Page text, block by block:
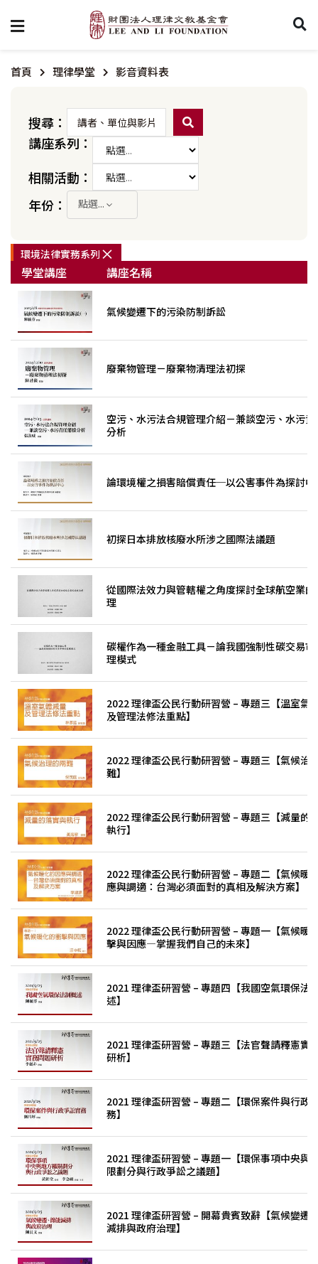
首頁 理律學堂 影音資料表
搜尋：
講座系列：
相關活動：
年份：
點選...
環境法律實務系列 ×
學堂講座 講座名稱
氣候變遷下的污染防制訴訟
廢棄物管理－廢棄物清理法初探
空污、水污法合規管理介紹－兼談空污、水污
分析
論環境權之損害賠償責任─以公害事件為探討中
初探日本排放核廢水所涉之國際法議題
從國際法效力與管轄權之角度探討全球航空業
理
碳權作為一種金融工具－論我國強制性碳交易
理模式
2022 理律盃公民行動研習營 – 專題三【溫室氣
及管理法修法重點】
2022 理律盃公民行動研習營 – 專題三【氣候治
難】
2022 理律盃公民行動研習營 – 專題三【減量的
執行】
2022 理律盃公民行動研習營 – 專題二【氣候暖
應與調適：台灣必須面對的真相及解決方案】
2022 理律盃公民行動研習營 – 專題一【氣候暖
擊與因應—掌握我們自己的未來】
2021 理律盃研習營 – 專題四【我國空氣環保法
述】
2021 理律盃研習營 – 專題三【法官聲請釋憲實
研析】
2021 理律盃研習營 – 專題二【環保案件與行政
務】
2021 理律盃研習營 – 專題一【環保事項中央與
限劃分與行政爭訟之議題】
2021 理律盃研習營 – 開幕貴賓致辭【氣候變遷
減排與政府治理】